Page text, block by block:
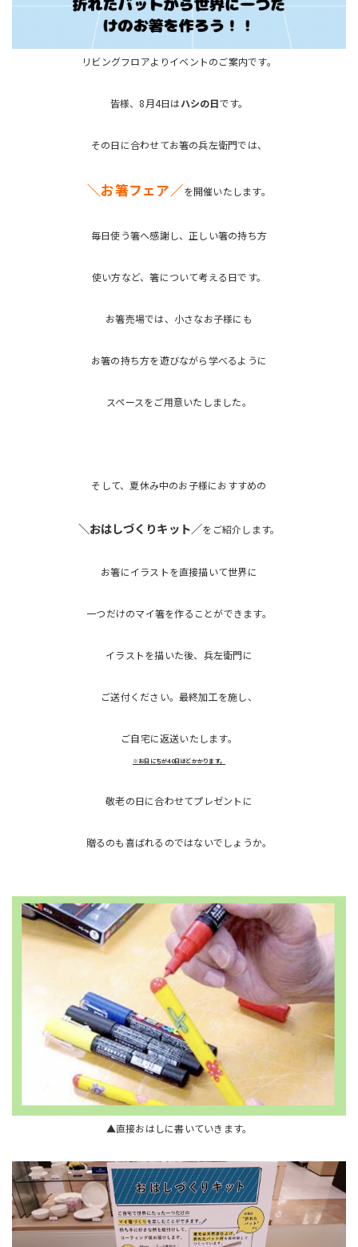
リビングフロアよりイベントのご案内です。
皆様、8月4日はハシの日です。
その日に合わせてお箸の兵左衛門では、
＼お箸フェア／を開催いたします。
毎日使う箸へ感謝し、正しい箸の持ち方
使い方など、箸について考える日です。
お箸売場では、小さなお子様にも
お箸の持ち方を遊びながら学べるように
スペースをご用意いたしました。
そして、夏休み中のお子様におすすめの
＼おはしづくりキット／をご紹介します。
お箸にイラストを直接描いて世界に
一つだけのマイ箸を作ることができます。
イラストを描いた後、兵左衛門に
ご送付ください。最終加工を施し、
ご自宅に返送いたします。
※お日にちが40日ほどかかります。
敬老の日に合わせてプレゼントに
贈るのも喜ばれるのではないでしょうか。
▲直接おはしに書いていきます。